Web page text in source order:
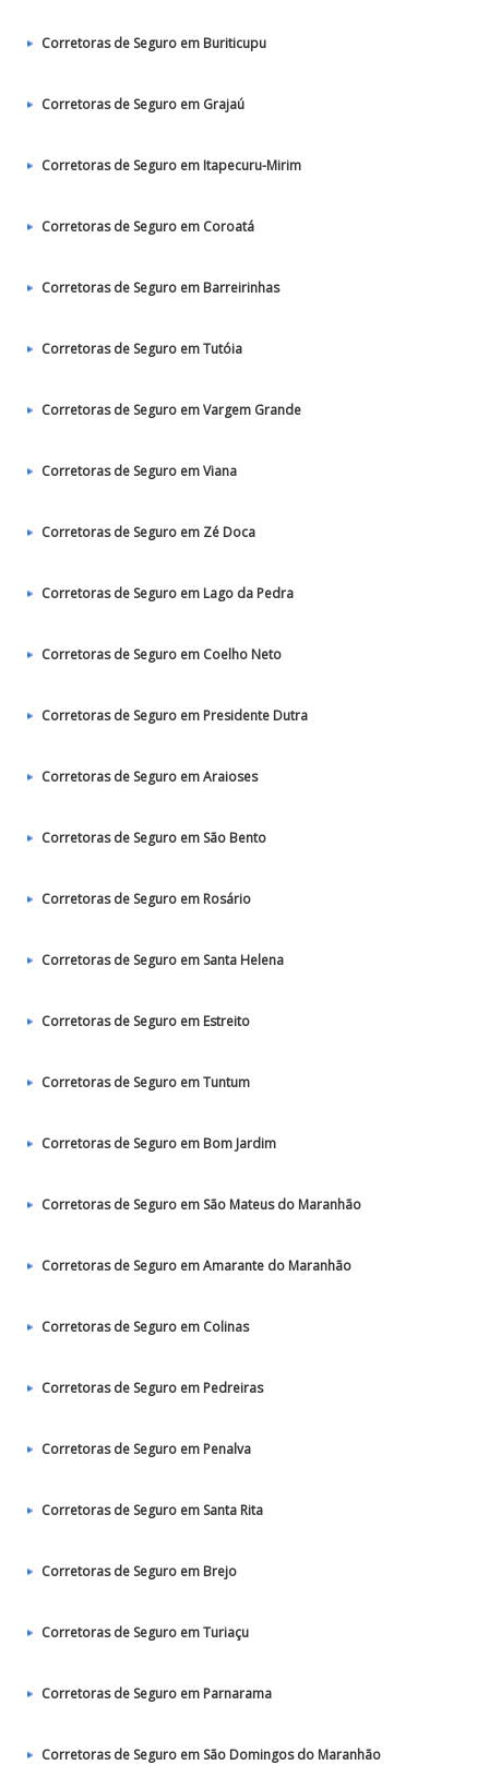
Corretoras de Seguro em Buriticupu
Corretoras de Seguro em Grajaú
Corretoras de Seguro em Itapecuru-Mirim
Corretoras de Seguro em Coroatá
Corretoras de Seguro em Barreirinhas
Corretoras de Seguro em Tutóia
Corretoras de Seguro em Vargem Grande
Corretoras de Seguro em Viana
Corretoras de Seguro em Zé Doca
Corretoras de Seguro em Lago da Pedra
Corretoras de Seguro em Coelho Neto
Corretoras de Seguro em Presidente Dutra
Corretoras de Seguro em Araioses
Corretoras de Seguro em São Bento
Corretoras de Seguro em Rosário
Corretoras de Seguro em Santa Helena
Corretoras de Seguro em Estreito
Corretoras de Seguro em Tuntum
Corretoras de Seguro em Bom Jardim
Corretoras de Seguro em São Mateus do Maranhão
Corretoras de Seguro em Amarante do Maranhão
Corretoras de Seguro em Colinas
Corretoras de Seguro em Pedreiras
Corretoras de Seguro em Penalva
Corretoras de Seguro em Santa Rita
Corretoras de Seguro em Brejo
Corretoras de Seguro em Turiaçu
Corretoras de Seguro em Parnarama
Corretoras de Seguro em São Domingos do Maranhão